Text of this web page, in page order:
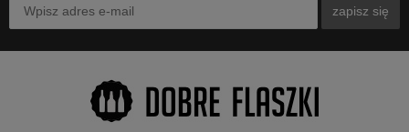
zapisz się